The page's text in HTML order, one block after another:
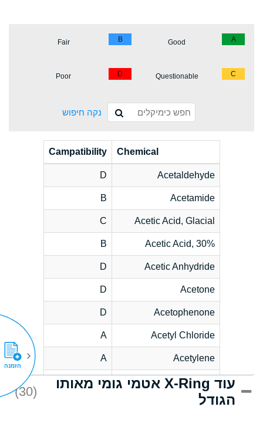
A
Good
B
Fair
C
Questionable
D
Poor
נקה חיפוש
Chemical
Campatibility
Acetaldehyde
D
Acetamide
B
Acetic Acid, Glacial
C
Acetic Acid, 30%
B
Acetic Anhydride
D
Acetone
D
Acetophenone
D
Acetyl Chloride
A
Acetylene
A
Acrlylonitrile
C
Adipic Acid
עוד X-Ring אטמי גומי מאותו
הגודל
(30)
הזמנה